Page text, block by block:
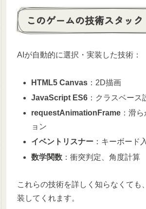
このゲームの技術スタック
AIが自動的に選択・実装した技術：
HTML5 Canvas ：2D描画
JavaScript ES6 ：クラスベース
requestAnimationFrame ：滑
ョン
イベントリスナー ：キーボード
数学関数 ：衝突判定、角度計算
これらの技術を詳しく知らなくても
装してくれます。